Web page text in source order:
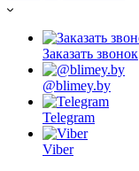
Заказать звонок
@blimey.by
Telegram
Viber